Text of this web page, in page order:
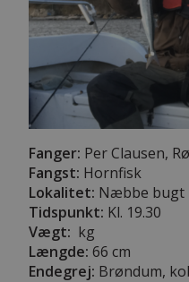
Fanger: Per Clausen,
Fangst: Hornfisk
Lokalitet: Næbbe bugt
Tidspunkt: Kl. 19.30
Vægt: kg
Længde: 66 cm
Endegrej: Brøndum,